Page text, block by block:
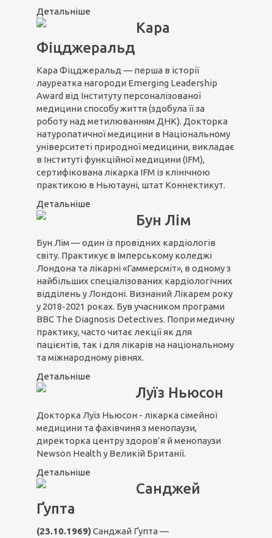
Детальніше
Кара
Фіцджеральд
Кара Фіцджеральд — перша в історії
лауреатка нагороди Emerging Leadership
Award від Інституту персоналізованої
медицини способу життя (здобула її за
роботу над метилюванням ДНК). Докторка
натуропатичної медицини в Національному
університеті природної медицини, викладає
в Інституті функційної медицини (IFM),
сертифікована лікарка IFM із клінічною
практикою в Ньютауні, штат Коннектикут.
Детальніше
Бун Лім
Бун Лім — один із провідних кардіологів
світу. Практикує в Імперському коледжі
Лондона та лікарні «Гаммерсміт», в одному з
найбільших спеціалізованих кардіологічних
відділень у Лондоні. Визнаний Лікарем року
у 2018-2021 роках. Був учасником програми
BBC The Diagnosis Detectives. Попри медичну
практику, часто читає лекції як для
пацієнтів, так і для лікарів на національному
та міжнародному рівнях.
Детальніше
Луїз Ньюсон
Докторка Луїз Ньюсон - лікарка сімейної
медицини та фахівчиня з менопаузи,
директорка центру здоров’я й менопаузи
Newson Health у Великій Британії.
Детальніше
Санджей
Ґупта
(23.10.1969)Санджай Ґупта —